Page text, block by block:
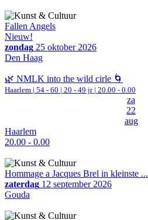
Fallen Angels
Nieuw!
zondag 25 oktober 2026
Den Haag
🌿 NMLK into the wild cirle 🌀
Haarlem | 54 - 60 | 20 - 49 jr | 20.00 - 0.00
za
22
aug
Haarlem
20.00 - 0.00
Hommage a Jacques Brel in kleinste ...
zaterdag 12 september 2026
Gouda